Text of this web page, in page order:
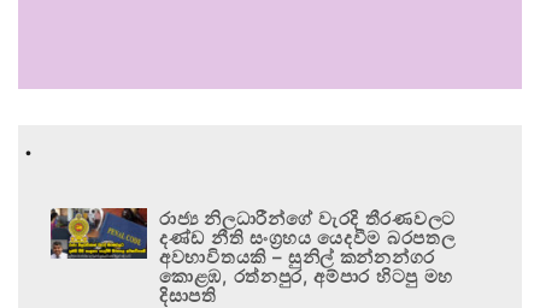
.
රාජ්‍ය නිලධාරීන්ගේ වැරදි තීරණවලට
දණ්ඩ නීති සංග්‍රහය යෙදවීම බරපතල
අවභාවිතයකි – සුනිල් කන්නන්ගර
කොළඹ, රත්නපුර, අම්පාර හිටපු මහ
දිසාපති